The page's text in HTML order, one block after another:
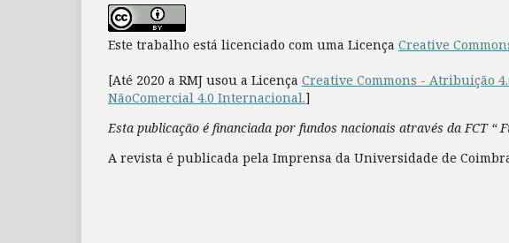
Este trabalho está licenciado com uma Licença Creative
[Até 2020 a RMJ usou a Licença Creative Commons - Atribuição
NãoComercial 4.0 Internacional.]
Esta publicação é financiada por fundos nacionais através da FCT
A revista é publicada pela Imprensa da Universidade de